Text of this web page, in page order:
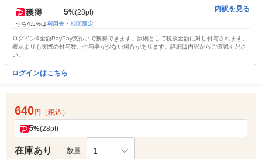
獲得 5%(28pt)
うち4.5%は利用先・期間限定
内訳を見る
ログイン&全額PayPay支払いで獲得できます。原則として税抜金額に対し付与されます。
表示よりも実際の付与数、付与率が少ない場合があります。詳細は内訳からご確認くださ
い。
ログインはこちら
640円 （税込）
5%(28pt)
在庫あり 数量 1